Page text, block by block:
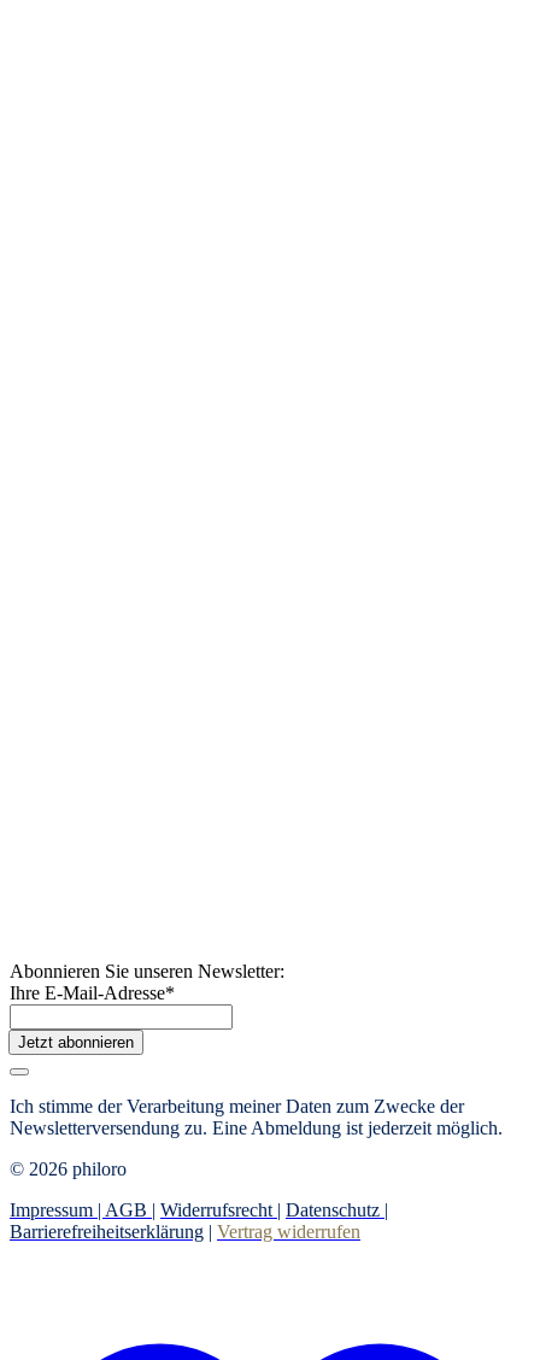
Abonnieren Sie unseren Newsletter:
Ihre E-Mail-Adresse*
Jetzt abonnieren
Ich stimme der Verarbeitung meiner Daten zum Zwecke der
Newsletterversendung zu. Eine Abmeldung ist jederzeit möglich.
© 2026 philoro
Impressum | AGB | Widerrufsrecht | Datenschutz |
Barrierefreiheitserklärung | Vertrag widerrufen